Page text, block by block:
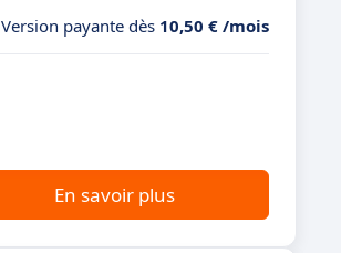
Version payante dès 10,50 € /mois
En savoir plus